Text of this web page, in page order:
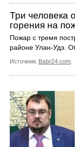
Три человека
горения на
Пожар с тремя
районе Улан-Удэ.
Источник: Babr24.com.